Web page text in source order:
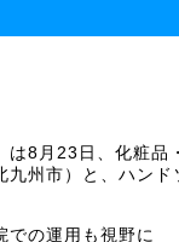
は8月23日、化粧
州市）と、ハン
の運用も視野に